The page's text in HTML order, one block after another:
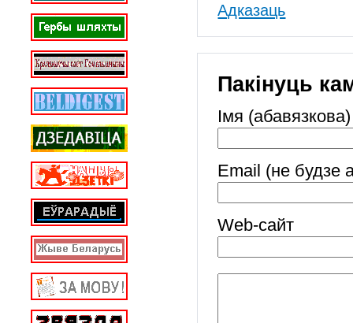
Адказаць
Пакінуць
Імя (абавязкова)
Email (не будзе
Web-cайт